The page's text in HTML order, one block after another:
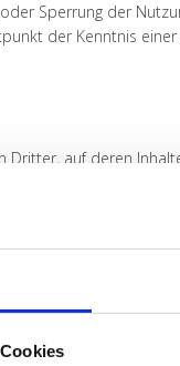
Sperrung der
der Kenntnis
auf deren
stets der jeweilige
Inhalte
einer
auf diesen